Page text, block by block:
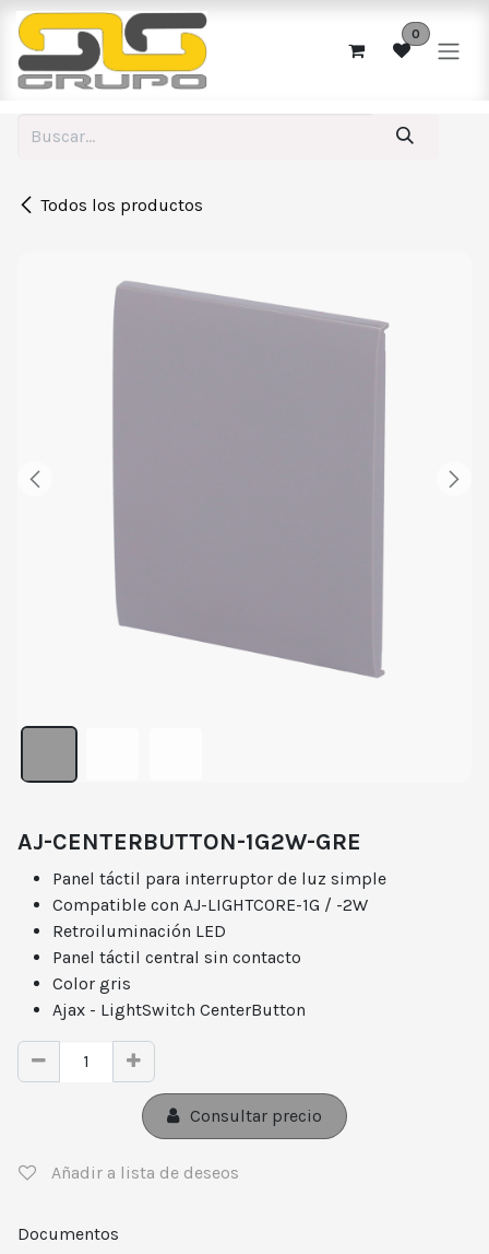
Ir al contenido
0
Todos los productos
AJ-CENTERBUTTON-1G2W-GRE
Panel táctil para interruptor de luz simple
Compatible con AJ-LIGHTCORE-1G / -2W
Retroiluminación LED
Panel táctil central sin contacto
Color gris
Ajax - LightSwitch CenterButton
Consultar precio
Añadir a lista de deseos
Documentos